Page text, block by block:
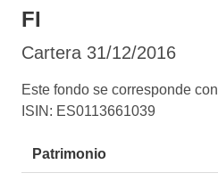
FI
Cartera 31/12/2016
Este fondo se corresponde
ISIN: ES0113661039
Patrimonio